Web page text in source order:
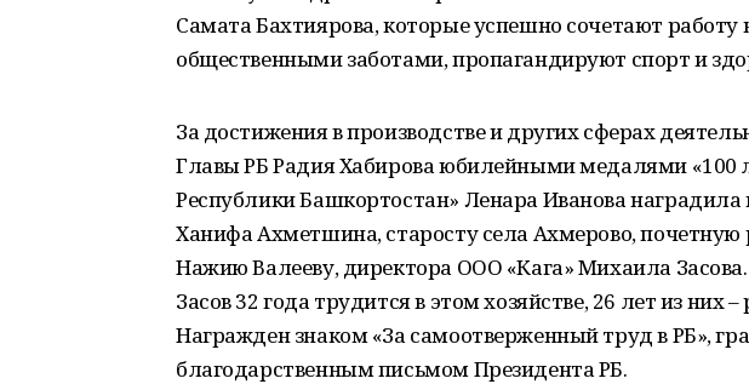
Самата Бахтиярова, которые успешно сочетают работу
общественными заботами, пропагандируют спорт и
За достижения в производстве и других сферах
Главы РБ Радия Хабирова юбилейными медалями «100
Республики Башкортостан» Ленара Иванова наградила
Ханифа Ахметшина, старосту села Ахмерово, почетную
Нажию Валееву, директора ООО «Кага» Михаила
Засов 32 года трудится в этом хозяйстве, 26 лет из них
Награжден знаком «За самоотверженный труд в РБ»,
благодарственным письмом Президента РБ.